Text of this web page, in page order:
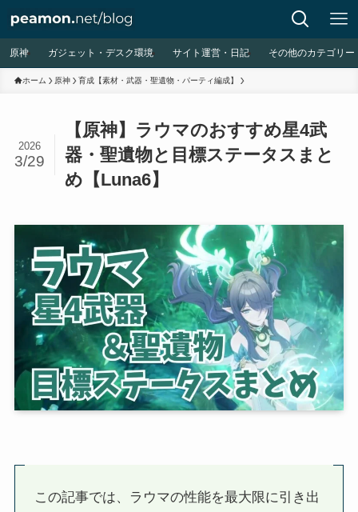
原神 ガジェット・デスク環境 サイト運営・日記 その他のカテゴリー
ホーム 原神 育成【素材・武器・聖遺物・パーティ編成】
【原神】ラウマのおすすめ星4武
器・聖遺物と目標ステータスまと
め【Luna6】
2026
3/29
この記事では、ラウマの性能を最大限に引き出